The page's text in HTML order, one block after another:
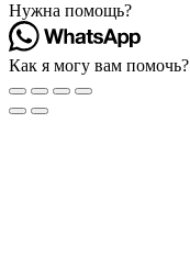
Нужна помощь?
Как я могу вам помочь?